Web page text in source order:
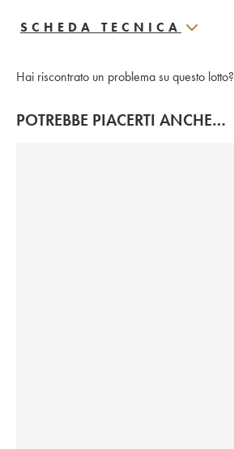
SCHEDA TECNICA
Hai riscontrato un problema su questo lotto?
POTREBBE PIACERTI ANCHE…